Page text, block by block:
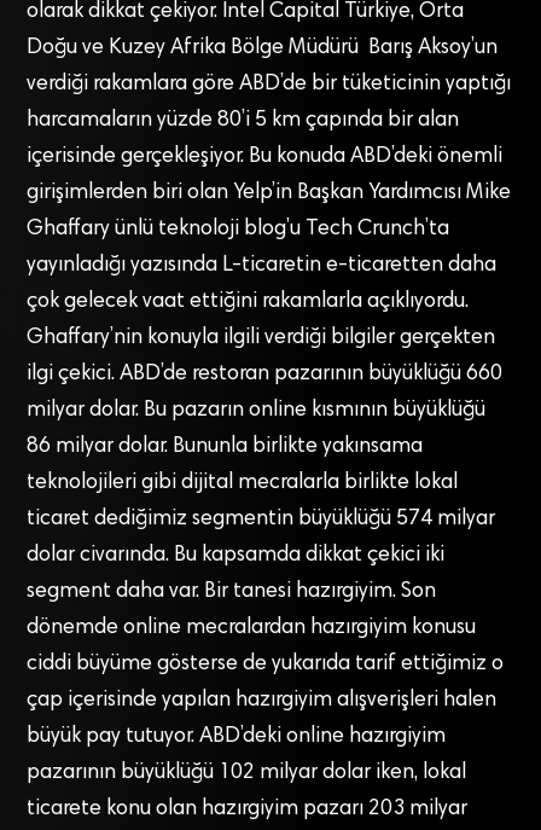
olarak dikkat çekiyor. Intel Capital Türkiye, Orta
Doğu ve Kuzey Afrika Bölge Müdürü Barış Aksoy’un
verdiği rakamlara göre ABD’de bir tüketicinin yaptığı
harcamaların yüzde 80’i 5 km çapında bir alan
içerisinde gerçekleşiyor. Bu konuda ABD’deki önemli
girişimlerden biri olan Yelp’in Başkan Yardımcısı Mike
Ghaffary ünlü teknoloji blog’u Tech Crunch’ta
yayınladığı yazısında L-ticaretin e-ticaretten daha
çok gelecek vaat ettiğini rakamlarla açıklıyordu.
Ghaffary’nin konuyla ilgili verdiği bilgiler gerçekten
ilgi çekici. ABD’de restoran pazarının büyüklüğü 660
milyar dolar. Bu pazarın online kısmının büyüklüğü
86 milyar dolar. Bununla birlikte yakınsama
teknolojileri gibi dijital mecralarla birlikte lokal
ticaret dediğimiz segmentin büyüklüğü 574 milyar
dolar civarında. Bu kapsamda dikkat çekici iki
segment daha var. Bir tanesi hazırgiyim. Son
dönemde online mecralardan hazırgiyim konusu
ciddi büyüme gösterse de yukarıda tarif ettiğimiz o
çap içerisinde yapılan hazırgiyim alışverişleri halen
büyük pay tutuyor. ABD’deki online hazırgiyim
pazarının büyüklüğü 102 milyar dolar iken, lokal
ticarete konu olan hazırgiyim pazarı 203 milyar